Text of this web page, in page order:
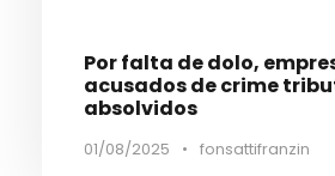
Por falta de dolo,
acusados de crime
absolvidos
01/08/2025 • fonsattifranzin